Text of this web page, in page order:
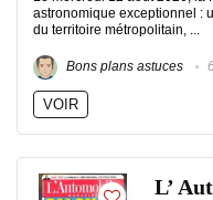
astronomique exceptionnel :
du territoire métropolitain, ...
Bons plans astuces
VOIR
L’